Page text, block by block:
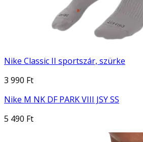
Nike Classic II sportszár, szürke
3 990 Ft
Nike M NK DF PARK VIII JSY SS
5 490 Ft